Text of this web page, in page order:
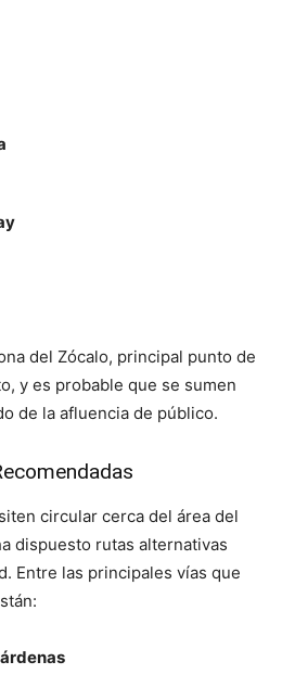
del Zócalo, principal punto de
y es probable que se sumen
de la afluencia de público.
circular cerca del área del
dispuesto rutas alternativas
Entre las principales vías que